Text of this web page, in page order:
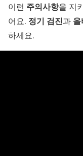
이런 주의사항을 지
어요. 정기 검진과
하세요.